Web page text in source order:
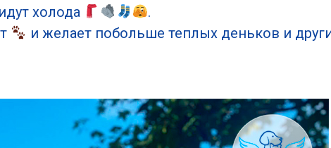
холода
.
и желает побольше теплых деньков и